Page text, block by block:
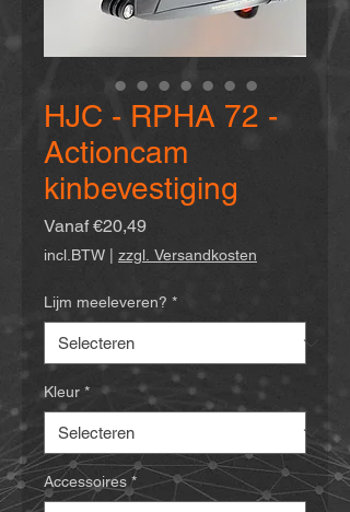
HJC - RPHA 72 -
Actioncam
kinbevestiging
Vanaf€20,49Verkoopprijs
incl.BTW zzgl. Versandkosten
Lijm meeleveren? *
Kleur *
Accessoires *